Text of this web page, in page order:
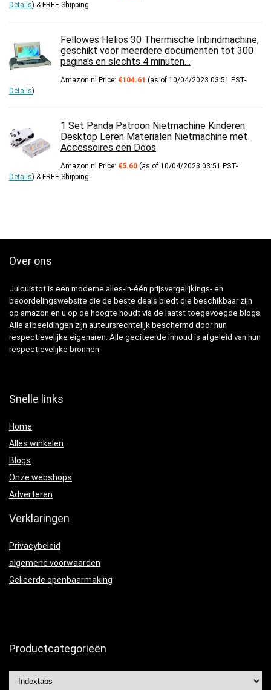
Details) & FREE Shipping.
Fellowes Helios 30 Thermische Inbindmachine,
geschikt voor meerdere documenten tot 300
pagina's en slechts 4 minuten…
Amazon.nl Price: €104.61 (as of 10/04/2023 03:51 PST-
Details)
1 Set Panda Patroon Nietmachine Kinderen
Desktop Leren Materialen Nietmachine met
Accessoires een Doos
Amazon.nl Price: €5.60 (as of 10/04/2023 03:51 PST-
Details) & FREE Shipping.
Over ons
Julcuistot is een moderne alles-in-één prijsvergelijkings- en
beoordelingswebsite die de beste deals biedt die beschikbaar zijn
op amazon en u op de hoogte houdt via de laatst toegevoegde blogs.
Alle afbeeldingen zijn auteursrechtelijk beschermd door hun
respectievelijke eigenaren. Alle geciteerde inhoud is afgeleid van hun
respectievelijke bronnen.
Snelle links
Home
Alles winkelen
Blogs
Onze webshops
Adverteren
Verklaringen
Privacybeleid
algemene voorwaarden
Gelieerde openbaarmaking
Productcategorieën